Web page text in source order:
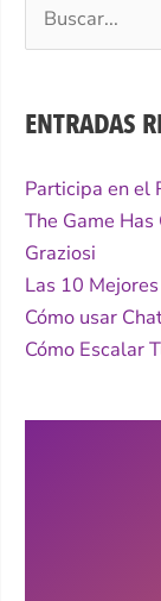
Buscar
por:
ENTRADAS
Participa en el
The Game
Graziosi
Las 10
Cómo usar
Cómo Escalar